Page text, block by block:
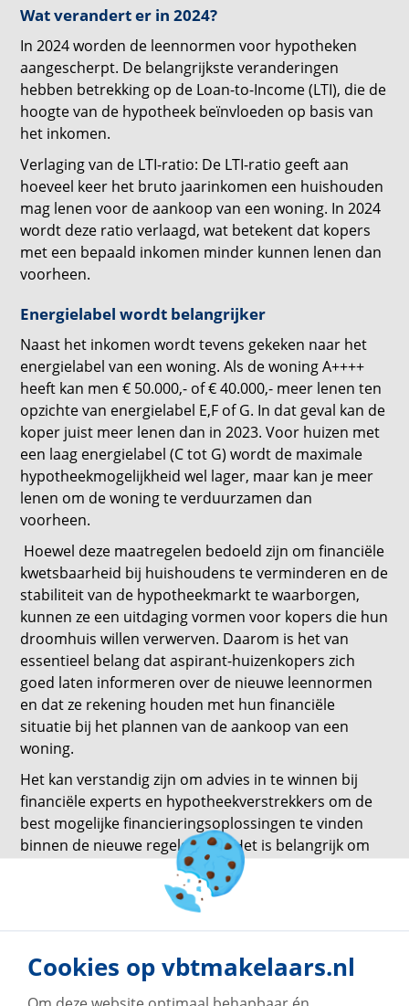
Wat verandert er in 2024?
In 2024 worden de leennormen voor hypotheken
aangescherpt. De belangrijkste veranderingen
hebben betrekking op de Loan-to-Income (LTI), die de
hoogte van de hypotheek beïnvloeden op basis van
het inkomen.
Verlaging van de LTI-ratio: De LTI-ratio geeft aan
hoeveel keer het bruto jaarinkomen een huishouden
mag lenen voor de aankoop van een woning. In 2024
wordt deze ratio verlaagd, wat betekent dat kopers
met een bepaald inkomen minder kunnen lenen dan
voorheen.
Energielabel wordt belangrijker
Naast het inkomen wordt tevens gekeken naar het
energielabel van een woning. Als de woning A++++
heeft kan men € 50.000,- of € 40.000,- meer lenen ten
opzichte van energielabel E,F of G. In dat geval kan de
koper juist meer lenen dan in 2023. Voor huizen met
een laag energielabel (C tot G) wordt de maximale
hypotheekmogelijkheid wel lager, maar kan je meer
lenen om de woning te verduurzamen dan
voorheen.
Hoewel deze maatregelen bedoeld zijn om financiële
kwetsbaarheid bij huishoudens te verminderen en de
stabiliteit van de hypotheekmarkt te waarborgen,
kunnen ze een uitdaging vormen voor kopers die hun
droomhuis willen verwerven. Daarom is het van
essentieel belang dat aspirant-huizenkopers zich
goed laten informeren over de nieuwe leennormen
en dat ze rekening houden met hun financiële
situatie bij het plannen van de aankoop van een
woning.
Het kan verstandig zijn om advies in te winnen bij
financiële experts en hypotheekverstrekkers om de
best mogelijke financieringsoplossingen te vinden
binnen de nieuwe regelgeving. Het is belangrijk om
goed voorbereid te zijn en realistische verwachtingen
te hebben bij het kopen van een huis in 2024.
Hypotheken.
Cookies op vbtmakelaars.nl